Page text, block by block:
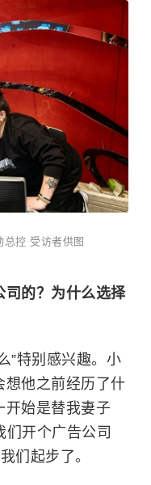
控 受访者供图
司的？为什么选择
”特别感兴趣。小
想他之前经历了什
开始是替我妻子
们开个广告公司
们起步了。